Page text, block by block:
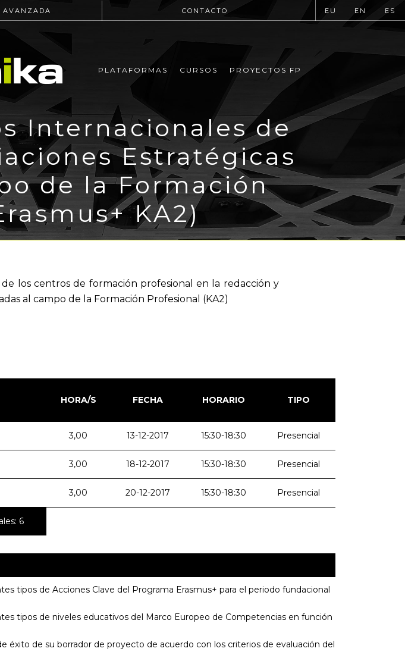
AVANZADA CONTACTO EU EN ES
PLATAFORMAS CURSOS PROYECTOS FP
Internacionales de
Estratégicas
de la Formación
KA2)
los centros de formación profesional en la redacción y
al campo de la Formación Profesional (KA2)
HORA/S FECHA HORARIO TIPO
3,00 13-12-2017 15:30-18:30 Presencial
3,00 18-12-2017 15:30-18:30 Presencial
3,00 20-12-2017 15:30-18:30 Presencial
6
tipos de Acciones Clave del Programa Erasmus+ para el periodo fundacional
tipos de niveles educativos del Marco Europeo de Competencias en función
éxito de su borrador de proyecto de acuerdo con los criterios de evaluación del